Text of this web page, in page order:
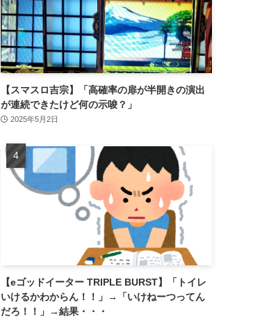
【スマスロ吉宗】「高確率の扉が半開きの演出
が連続できたけど何の示唆？」
2025年5月2日
【eゴッドイーター TRIPLE BURST】「トイレ
いけるかわからん！！」→「いけねーつってん
だろ！！」→結果・・・